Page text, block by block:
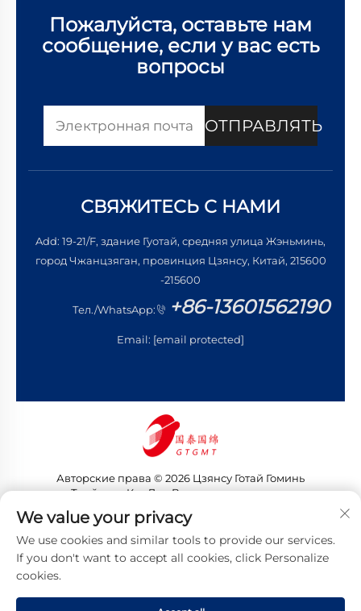
Пожалуйста, оставьте нам
сообщение, если у вас есть
вопросы
ОТПРАВЛЯТЬ
СВЯЖИТЕСЬ С НАМИ
Add: 19-21/F, здание Гуотай, средняя улица Жэньминь,
город Чжанцзяган, провинция Цзянсу, Китай, 215600
-215600
Тел./WhatsApp: +86-13601562190
Email: [email protected]
Авторские права © 2026 Цзянсу Готай Гоминь
Трейдинг Ко., Лтд. Все права защищены
Политика конфиденциальности
We value your privacy
We use cookies and similar tools to provide our services.
If you don't want to accept all cookies, click Personalize
cookies.